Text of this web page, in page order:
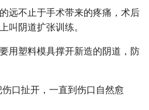
远不止于手术带来的疼痛，术后
叫阴道扩张训练。
用塑料模具撑开新造的阴道，防
口扯开，一直到伤口自然愈